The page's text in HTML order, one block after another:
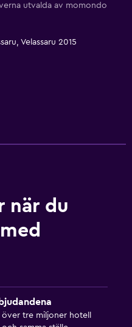
utvalda av momondo
Velassaru 2015
när du
tre miljoner hotell